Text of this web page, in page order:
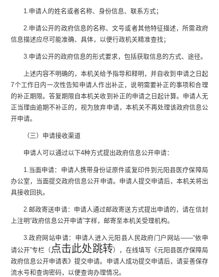
1.申请人的姓名或者名称、身份信息、联系方式；
2.申请公开的政府信息的名称、文号或者其他特征描述，所需政府
信息描述应尽可能准确、具体，以便行政机关精准查找；
3.申请公开的政府信息的形式要求，包括获取信息的方式、途径。
上述内容不明确的，本机关给予指导和释明，并自收到申请之日起
7个工作日内一次性告知申请人作出补正，说明需要补正的事项和合理
的补正期限。答复期限自本机关收到补正的申请之日起计算。申请人无
正当理由逾期不补正的，视为放弃申请，本机关不再处理该政府信息公
开申请。
（三）申请接收渠道
申请人可以通过以下4种方式提出政府信息公开申请：
1.当面申请：申请人携带身份证原件或复印件到 元阳县医疗保障局
办公室 ，当面提交政府信息公开申请。申请人提交申请后，本机关将出
具接收回执。
2.邮政寄送申请：申请人通过邮政寄送方式提出申请的，请在信封
上注明“政府信息公开申请”字样，邮寄至本机关受理机构。
3.政府网站申请：申请人进入元阳县人民政府门户网站——“依申
请公开”专栏 （ 点击此处跳转） ，在线填写《元阳县医疗保障局
政府信息公开申请表》提交申请。申请人成功提交申请后，请妥善保存
流水号和查询密码，以便查询办理情况。